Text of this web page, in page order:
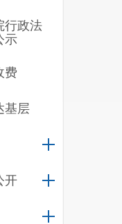
行政法
示
费
基层
开